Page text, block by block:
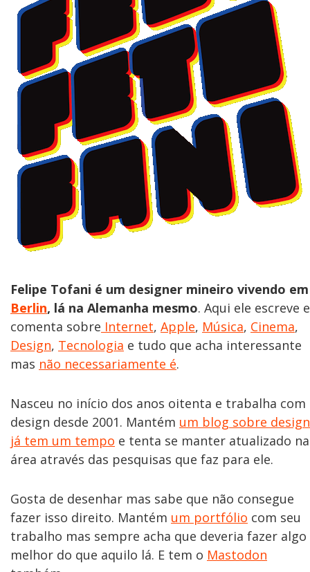
Felipe Tofani é um designer mineiro vivendo em
Berlin, lá na Alemanha mesmo. Aqui ele escreve e
comenta sobre Internet, Apple, Música, Cinema,
Design, Tecnologia e tudo que acha interessante
mas não necessariamente é.
Nasceu no início dos anos oitenta e trabalha com
design desde 2001. Mantém um blog sobre design
já tem um tempo e tenta se manter atualizado na
área através das pesquisas que faz para ele.
Gosta de desenhar mas sabe que não consegue
fazer isso direito. Mantém um portfólio com seu
trabalho mas sempre acha que deveria fazer algo
melhor do que aquilo lá. E tem o Mastodon